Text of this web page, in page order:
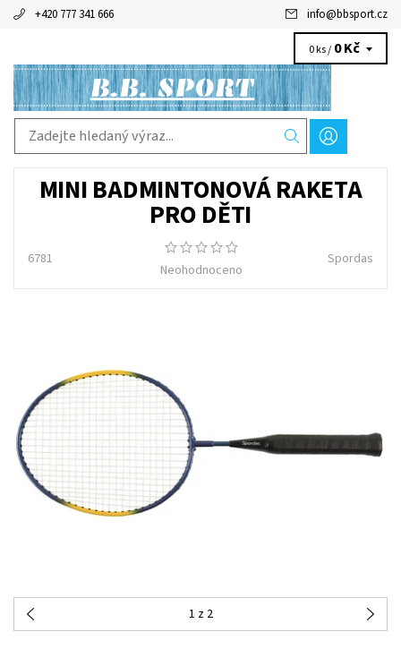
+420 777 341 666 info@bbsport.cz
0 ks / 0 Kč
MINI BADMINTONOVÁ RAKETA
PRO DĚTI
6781
Neohodnoceno
Spordas
1 z 2